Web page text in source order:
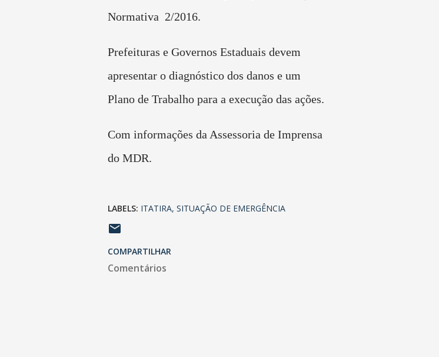
Normativa 2/2016.
Prefeituras e Governos Estaduais devem
apresentar o diagnóstico dos danos e um
Plano de Trabalho para a execução das ações.
Com informações da Assessoria de Imprensa
do MDR.
LABELS: ITATIRA SITUAÇÃO DE EMERGÊNCIA
COMPARTILHAR
Comentários